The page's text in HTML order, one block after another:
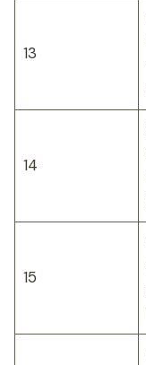
13
14
15